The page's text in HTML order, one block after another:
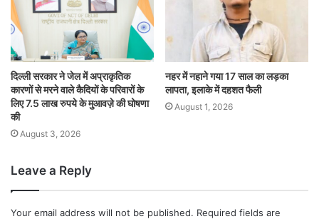
दिल्ली सरकार ने जेल में अप्राकृतिक
कारणों से मरने वाले कैदियों के परिवारों के
लिए 7.5 लाख रुपये के मुआवज़े की घोषणा
की
August 3, 2026
नहर में नहाने गया 17 साल का लड़का
लापता, इलाके में दहशत फैली
August 1, 2026
Leave a Reply
Your email address will not be published. Required fields are